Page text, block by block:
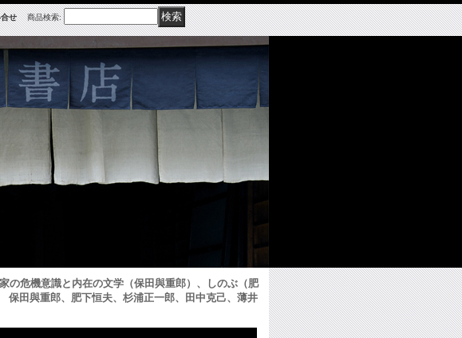
せ 商品検索:
危機意識と内在の文学（保田與重郎）、しのぶ（肥
田與重郎、肥下恒夫、杉浦正一郎、田中克己、薄井